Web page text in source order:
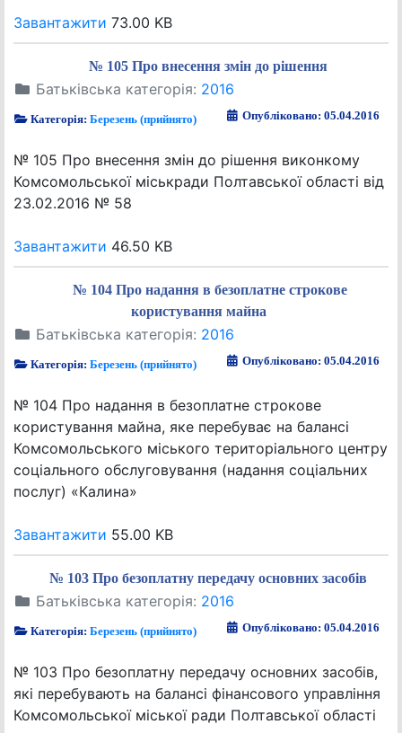
Завантажити 73.00 KB
№ 105 Про внесення змін до рішення
Батьківська категорія: 2016
Категорія:Березень (прийнято) Опубліковано: 05.04.2016
№ 105 Про внесення змін до рішення виконкому
Комсомольської міськради Полтавської області від
23.02.2016 № 58
Завантажити 46.50 KB
№ 104 Про надання в безоплатне строкове
користування майна
Батьківська категорія: 2016
Категорія:Березень (прийнято) Опубліковано: 05.04.2016
№ 104 Про надання в безоплатне строкове
користування майна, яке перебуває на балансі
Комсомольського міського територіального центру
соціального обслуговування (надання соціальних
послуг) «Калина»
Завантажити 55.00 KB
№ 103 Про безоплатну передачу основних засобів
Батьківська категорія: 2016
Категорія:Березень (прийнято) Опубліковано: 05.04.2016
№ 103 Про безоплатну передачу основних засобів,
які перебувають на балансі фінансового управління
Комсомольської міської ради Полтавської області